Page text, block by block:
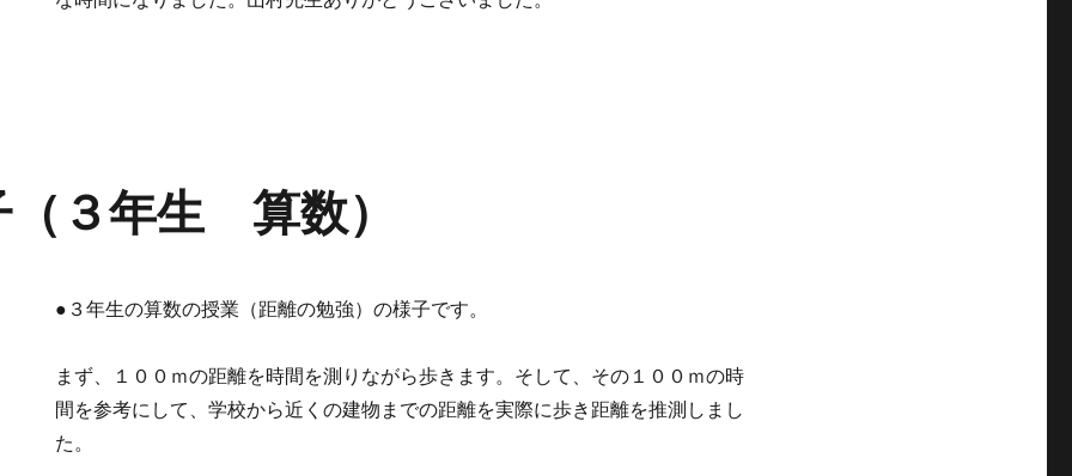
３年生 算数）
●３年生の算数の授業（距離の勉強）の様子です。
まず、１００ｍの距離を時間を測りながら歩きます。そして、その１００ｍの時
間を参考にして、学校から近くの建物までの距離を実際に歩き距離を推測しまし
た。